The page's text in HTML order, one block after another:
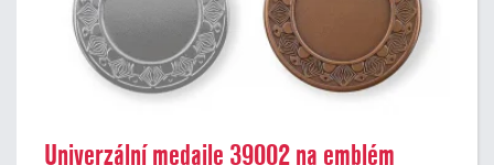
Univerzální medaile 39002 na emblém